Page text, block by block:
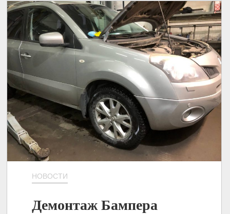
НОВОСТИ
Демонтаж Бампера